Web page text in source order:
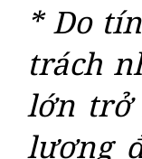
* Do
trách
lớn trở
lượng